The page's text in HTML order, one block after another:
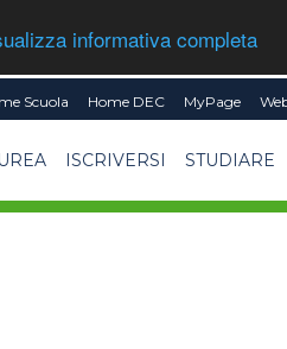
informativa completa
Scuola Home DEC MyPage
ISCRIVERSI STUDIARE